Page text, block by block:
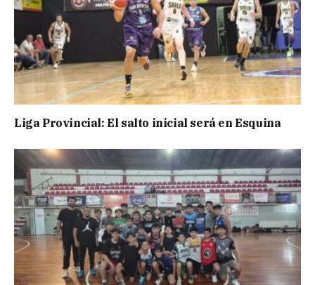
Liga Provincial: El salto inicial será en Esquina